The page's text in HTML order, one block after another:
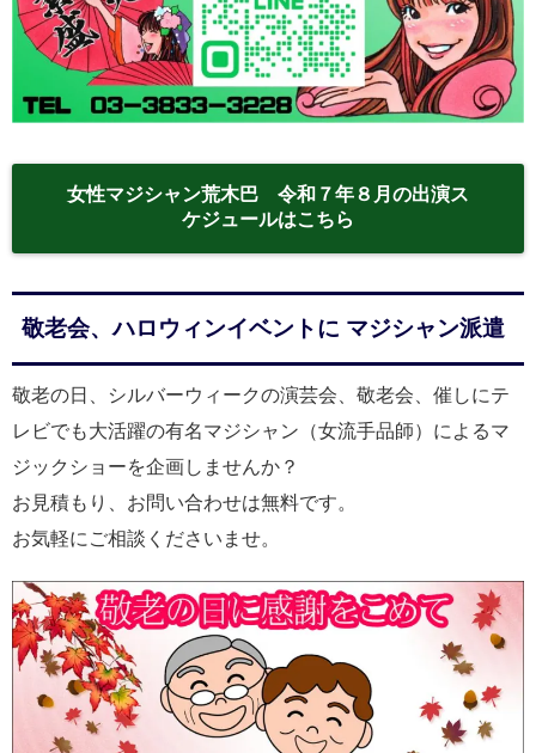
女性マジシャン荒木巴 令和７年８月の出演ス
ケジュールはこちら
敬老会、ハロウィンイベントに マジシャン派遣
敬老の日、シルバーウィークの演芸会、敬老会、催しにテ
レビでも大活躍の有名マジシャン（女流手品師）によるマ
ジックショーを企画しませんか？
お見積もり、お問い合わせは無料です。
お気軽にご相談くださいませ。